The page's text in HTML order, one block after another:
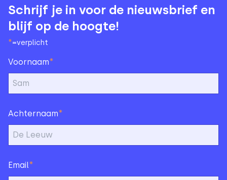
Schrijf je in voor de nieuwsbrief en
blijf op de hoogte!
*=verplicht
Voornaam*
Achternaam*
Email*